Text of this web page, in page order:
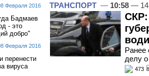
Февраля 2016
Бадмаев
- это
добро"
Февраля 2016
перенести
вируса
ТРАНСПОРТ — 10:58 —
СКР:
Ранее
делу
473